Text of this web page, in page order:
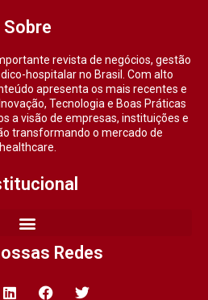
Sobre
revista de negócios, gestão
hospitalar no Brasil. Com alto
apresenta os mais recentes e
Tecnologia e Boas Práticas
a visão de empresas, instituições e
transformando o mercado de
healthcare.
Redes